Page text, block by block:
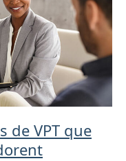
de VPT que